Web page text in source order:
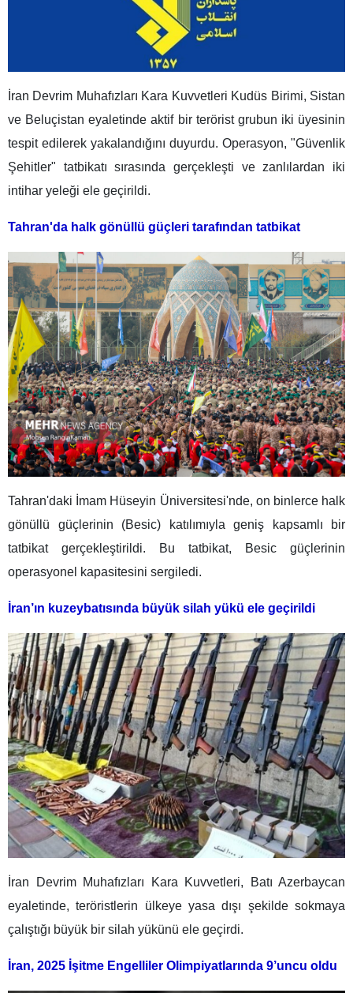
İran Devrim Muhafızları Kara Kuvvetleri Kudüs Birimi, Sistan
ve Beluçistan eyaletinde aktif bir terörist grubun iki üyesinin
tespit edilerek yakalandığını duyurdu. Operasyon, "Güvenlik
Şehitler" tatbikatı sırasında gerçekleşti ve zanlılardan iki
intihar yeleği ele geçirildi.
Tahran'da halk gönüllü güçleri tarafından tatbikat
Tahran'daki İmam Hüseyin Üniversitesi'nde, on binlerce halk
gönüllü güçlerinin (Besic) katılımıyla geniş kapsamlı bir
tatbikat gerçekleştirildi. Bu tatbikat, Besic güçlerinin
operasyonel kapasitesini sergiledi.
İran’ın kuzeybatısında büyük silah yükü ele geçirildi
İran Devrim Muhafızları Kara Kuvvetleri, Batı Azerbaycan
eyaletinde, teröristlerin ülkeye yasa dışı şekilde sokmaya
çalıştığı büyük bir silah yükünü ele geçirdi.
İran, 2025 İşitme Engelliler Olimpiyatlarında 9’uncu oldu